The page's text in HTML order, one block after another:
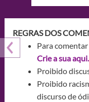
REGRAS DOS
Para
Crie a sua aqui.
Proibido
Proibido
discurso de